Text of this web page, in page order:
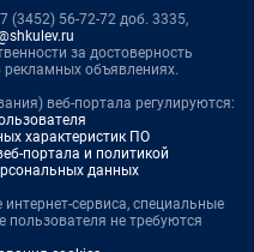
(3452) 56-72-72 доб. 3335,
за достоверность
объявлениях.
веб-портала регулируются:
характеристик ПО
портала и политикой
данных
сервиса, специальные
пользователя не требуются